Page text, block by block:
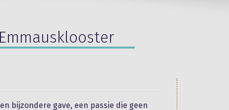
bijzondere gave, een passie die geen